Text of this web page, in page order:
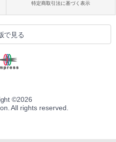
特定商取引法に基づく表示
で見る
©2026
All rights reserved.